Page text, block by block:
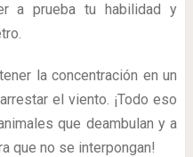
a prueba tu habilidad y
la concentración en un
el viento. ¡Todo eso
que deambulan y a
que no se interpongan!